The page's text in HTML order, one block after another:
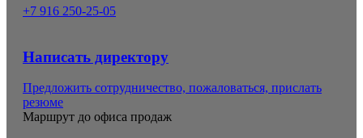
+7 916 250-25-05
Написать директору
Предложить сотрудничество, пожаловаться, прислать
резюме
Маршрут до офиса продаж